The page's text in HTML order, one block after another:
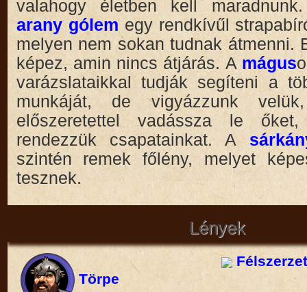
valahogy életben kell
arany gólem egy rendkívűl
melyen nem sokan tudnak átmenni.
képez, amin nincs átjárás. A mágus
varázslataikkal tudják segíteni a
munkáját, de vigyázzunk
előszeretettel vadássza le
rendezzük csapatainkat. A
szintén remek főlény, melyet
tesznek.
Lények
Törpe